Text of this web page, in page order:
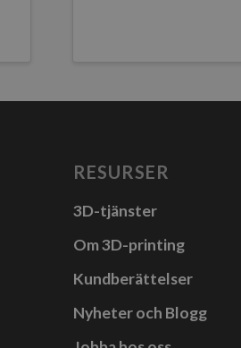
RESURSER
3D-tjänster
Om 3D-printing
Kundberättelser
Nyheter och Blogg